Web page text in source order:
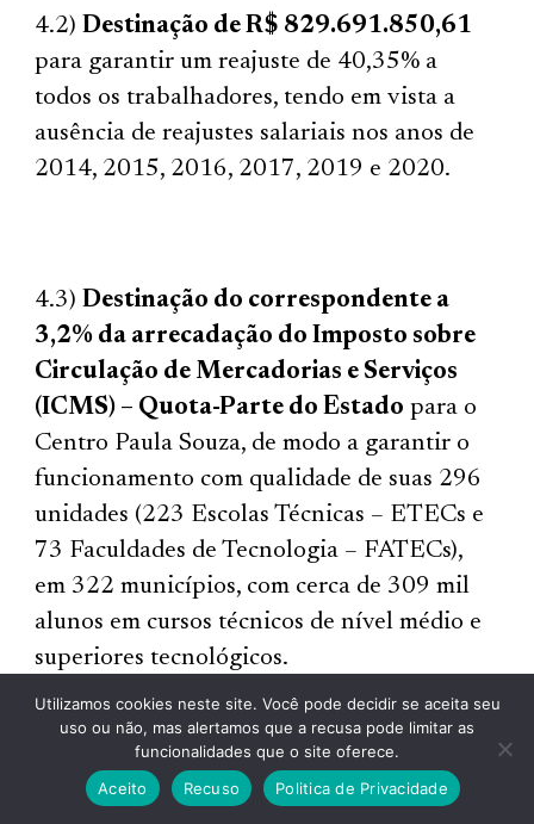
4.2)Destinação de R$ 829.691.850,61
para garantir um reajuste de 40,35% a
todos os trabalhadores, tendo em vista a
ausência de reajustes salariais nos anos de
2014, 2015, 2016, 2017, 2019 e 2020.
4.3)Destinação do correspondente a
3,2% da arrecadação do Imposto sobre
Circulação de Mercadorias e Serviços
(ICMS) – Quota-Parte do Estado para o
Centro Paula Souza, de modo a garantir o
funcionamento com qualidade de suas 296
unidades (223 Escolas Técnicas – ETECs e
73 Faculdades de Tecnologia – FATECs),
em 322 municípios, com cerca de 309 mil
alunos em cursos técnicos de nível médio e
superiores tecnológicos.
Utilizamos cookies neste site. Você pode decidir se aceita seu
uso ou não, mas alertamos que a recusa pode limitar as
funcionalidades que o site oferece.
Aceito
Recuso Politica de Privacidade